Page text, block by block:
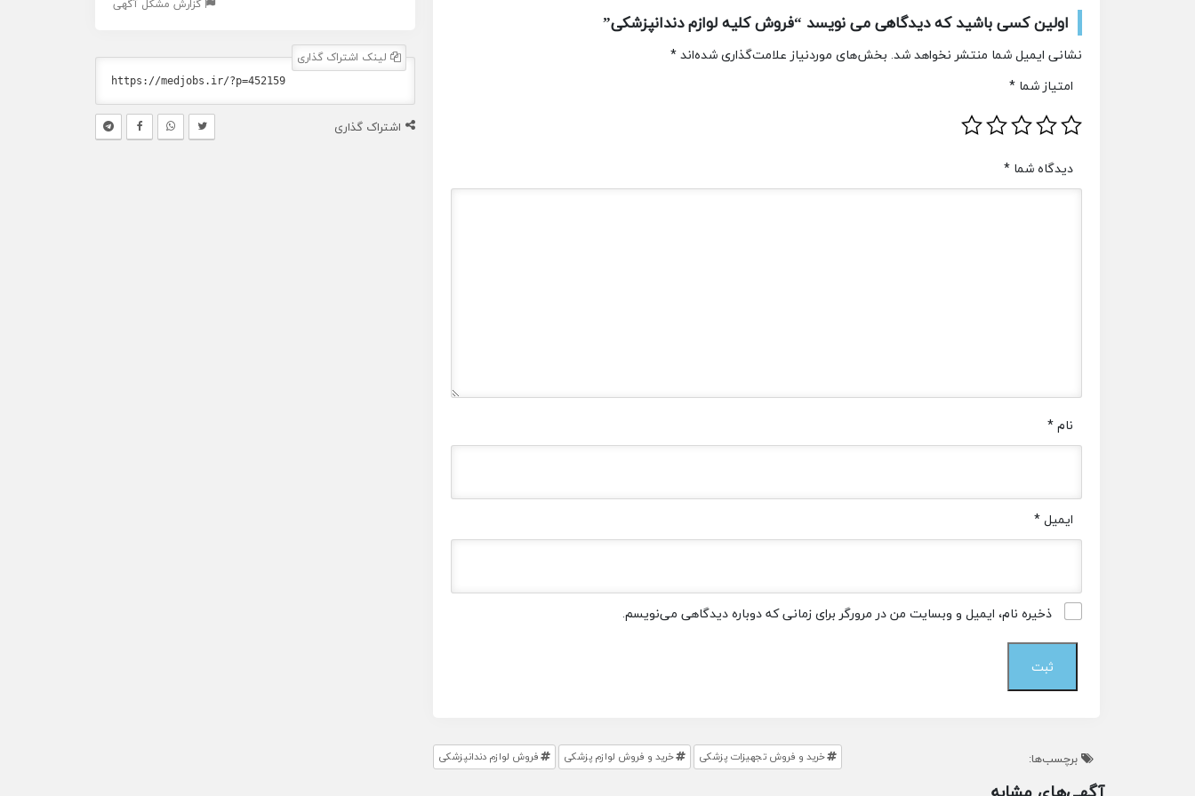
اولین کسی باشید که دیدگاهی می نویسد “فروش کلیه لوازم دندانپزشکی”
نشانی ایمیل شما منتشر نخواهد شد. بخش‌های موردنیاز علامت‌گذاری شده‌اند*
امتیاز شما *
دیدگاه شما *
نام*
ایمیل*
ذخیره نام، ایمیل و وبسایت من در مرورگر برای زمانی که دوباره دیدگاهی می‌نویسم.
برچسب‌ها: خرید و فروش تجهیزات پزشکی خرید و فروش لوازم پزشکی فروش لوازم دندانپزشکی
گزارش مشکل آگهی
لینک اشتراک گذاری
اشتراک گذاری